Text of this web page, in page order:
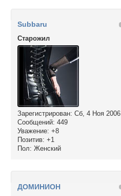
Subbaru
Cтарожил
Зарегистрирован: Сб, 4 Ноя 2006
Сообщений: 449
Уважение: +8
Позитив: +1
Пол: Женский
ДОМИНИОН